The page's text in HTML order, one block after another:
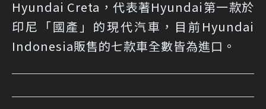
Hyundai Creta，代表著Hyundai第一款於
印尼「國產」的現代汽車，目前Hyundai
Indonesia販售的七款車全數皆為進口。